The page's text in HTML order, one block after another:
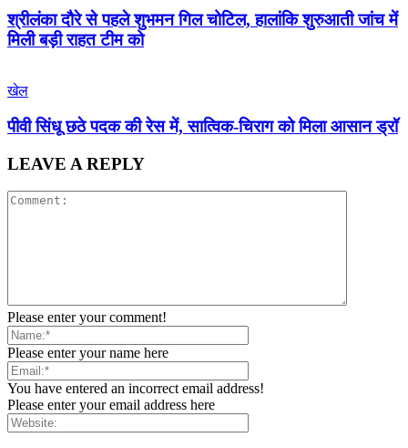
श्रीलंका दौरे से पहले शुभमन गिल चोटिल, हालांकि शुरुआती जांच में
मिली बड़ी राहत टीम को
खेल
पीवी सिंधू छठे पदक की रेस में, सात्विक-चिराग को मिला आसान ड्रॉ
LEAVE A REPLY
Please enter your comment!
Please enter your name here
You have entered an incorrect email address!
Please enter your email address here